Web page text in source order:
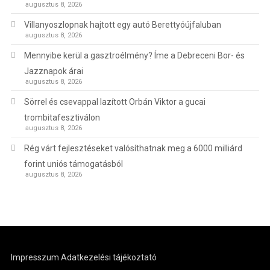
augusztus 8, 2026
Villanyoszlopnak hajtott egy autó Berettyóújfaluban
augusztus 8, 2026
Mennyibe kerül a gasztroélmény? Íme a Debreceni Bor- és
Jazznapok árai
augusztus 8, 2026
Sörrel és csevappal lazított Orbán Viktor a gucai
trombitafesztiválon
augusztus 8, 2026
Rég várt fejlesztéseket valósíthatnak meg a 6000 milliárd
forint uniós támogatásból
augusztus 8, 2026
Impresszum Adatkezelési tájékoztató